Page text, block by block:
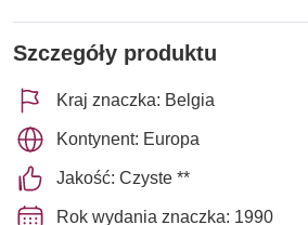
Szczegóły produktu
Kraj znaczka: Belgia
Kontynent: Europa
Jakość: Czyste **
Rok wydania znaczka: 1990